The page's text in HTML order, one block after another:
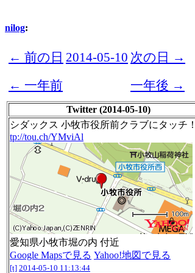
nilog:
← 前の日 2014-05-10 次の日 →
← 一年前
一年後 →
Twitter (2014-05-10)
シダックス 小牧市役所前クラブにタッチ！
tp://tou.ch/YMviAl
愛知県小牧市堀の内 付近
Google Mapsで見る Yahoo!地図で見る
[t] 2014-05-10 11:13:44